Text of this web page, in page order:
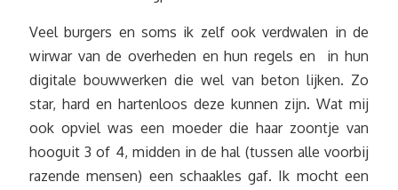
Veel burgers en soms ik zelf ook verdwalen in de
wirwar van de overheden en hun regels en in hun
digitale bouwwerken die wel van beton lijken. Zo
star, hard en hartenloos deze kunnen zijn. Wat mij
ook opviel was een moeder die haar zoontje van
hooguit 3 of 4, midden in de hal (tussen alle voorbij
razende mensen) een schaakles gaf. Ik mocht een